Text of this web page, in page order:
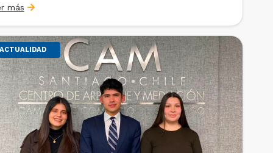
y Relaciones Internacionales del Centro, con la
de que los integrantes […]
más
ACTUALIDAD